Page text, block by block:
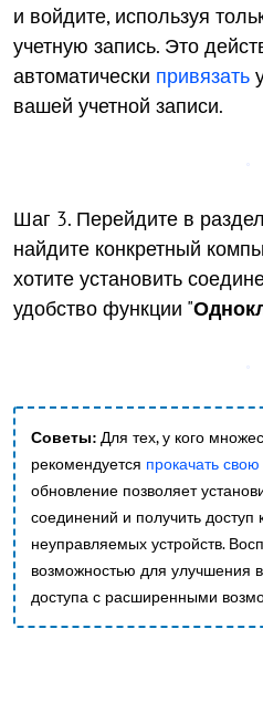
и войдите, используя
учетную запись. Это
автоматически привязать
вашей учетной записи.
Шаг 3. Перейдите в
найдите конкретный
хотите установить
удобство функции "
Советы: Для тех, у кого
рекомендуется прокачать
обновление позволяет
соединений и получить доступ
неуправляемых устройств.
возможностью для улучшения
доступа с расширенными